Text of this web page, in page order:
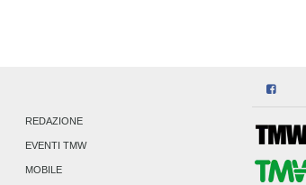
REDAZIONE
EVENTI TMW
MOBILE